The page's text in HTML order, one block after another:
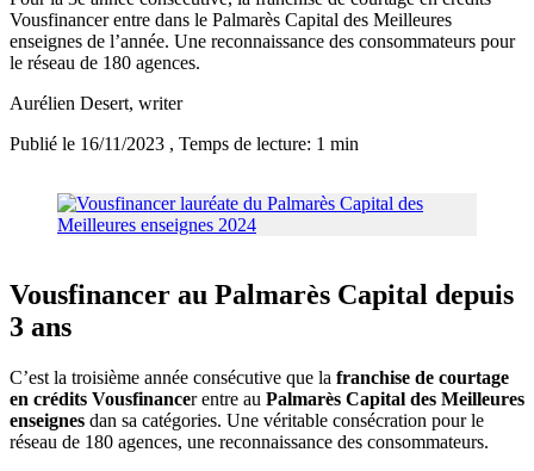
Vousfinancer entre dans le Palmarès Capital des Meilleures
enseignes de l’année. Une reconnaissance des consommateurs pour
le réseau de 180 agences.
Aurélien Desert, writer
Publié le 16/11/2023 , Temps de lecture: 1 min
Vousfinancer au Palmarès Capital depuis
3 ans
C’est la troisième année consécutive que la franchise de courtage
en crédits Vousfinancer entre au Palmarès Capital des Meilleures
enseignes dan sa catégories. Une véritable consécration pour le
réseau de 180 agences, une reconnaissance des consommateurs.